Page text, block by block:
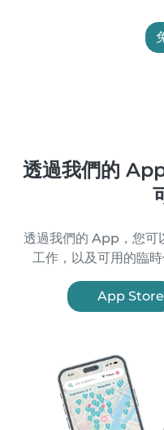
透過我們的
透過我們的 App，您可
工作，以及可用的臨
App Store